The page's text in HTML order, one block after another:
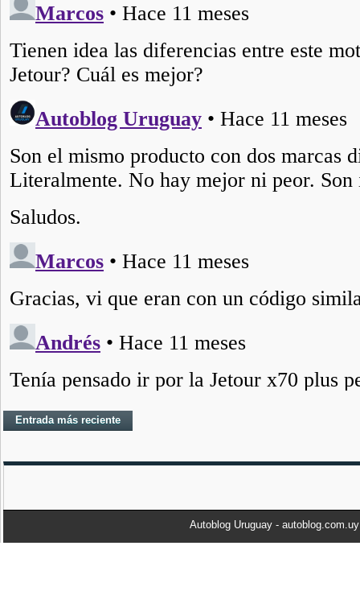
Entrada más reciente
Autoblog Uruguay -